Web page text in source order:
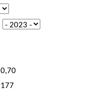
0,70
177